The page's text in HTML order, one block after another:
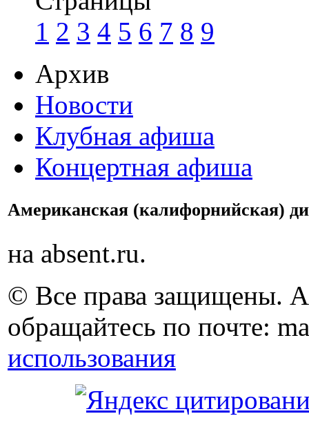
1 2 3 4 5 6 7 8 9
Архив
Новости
Клубная афиша
Концертная афиша
Американская (калифорнийская)
на absent.ru.
© Все права защищены.
обращайтесь по почте:
использования